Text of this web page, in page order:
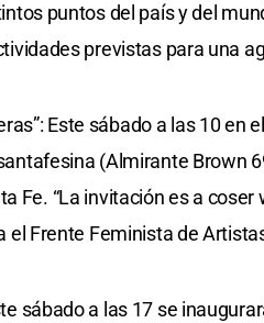
puntos del país y del
previstas para una
Este sábado a las 10 en
(Almirante Brown
Fe. “La invitación es a
el Frente Feminista de
sábado a las 17 se